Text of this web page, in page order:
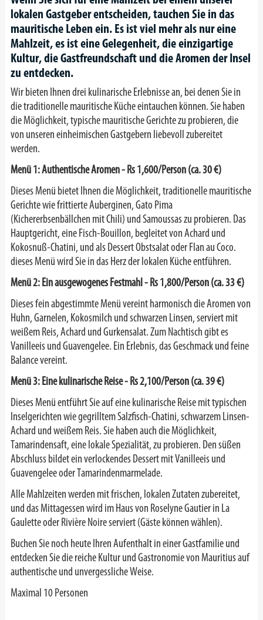
lokalen Gastgeber entscheiden, tauchen Sie in das
mauritische Leben ein. Es ist viel mehr als nur eine
Mahlzeit, es ist eine Gelegenheit, die einzigartige
Kultur, die Gastfreundschaft und die Aromen der Insel
zu entdecken.
Wir bieten Ihnen drei kulinarische Erlebnisse an, bei denen Sie in
die traditionelle mauritische Küche eintauchen können. Sie haben
die Möglichkeit, typische mauritische Gerichte zu probieren, die
von unseren einheimischen Gastgebern liebevoll zubereitet
werden.
Menü 1: Authentische Aromen - Rs 1,600/Person (ca. 30 €)
Dieses Menü bietet Ihnen die Möglichkeit, traditionelle mauritische
Gerichte wie frittierte Auberginen, Gato Pima
(Kichererbsenbällchen mit Chili) und Samoussas zu probieren. Das
Hauptgericht, eine Fisch-Bouillon, begleitet von Achard und
Kokosnuß-Chatini, und als Dessert Obstsalat oder Flan au Coco.
dieses Menü wird Sie in das Herz der lokalen Küche entführen.
Menü 2: Ein ausgewogenes Festmahl - Rs1,800/Person (ca.33€)
Dieses fein abgestimmte Menü vereint harmonisch die Aromen von
Huhn, Garnelen, Kokosmilch und schwarzen Linsen, serviert mit
weißem Reis, Achard und Gurkensalat. Zum Nachtisch gibt es
Vanilleeis und Guavengelee. Ein Erlebnis, das Geschmack und feine
Balance vereint.
Menü 3: Eine kulinarische Reise - Rs2,100/Person (ca. 39 €)
Dieses Menü entführt Sie auf eine kulinarische Reise mit typischen
Inselgerichten wie gegrilltem Salzfisch-Chatini, schwarzem Linsen-
Achard und weißem Reis. Sie haben auch die Möglichkeit,
Tamarindensaft, eine lokale Spezialität, zu probieren. Den süßen
Abschluss bildet ein verlockendes Dessert mit Vanilleeis und
Guavengelee oder Tamarindenmarmelade.
Alle Mahlzeiten werden mit frischen, lokalen Zutaten zubereitet,
und das Mittagessen wird im Haus von Roselyne Gautier in La
Gaulette oder Rivière Noire serviert (Gäste können wählen).
Buchen Sie noch heute Ihren Aufenthalt in einer Gastfamilie und
entdecken Sie die reiche Kultur und Gastronomie von Mauritius auf
authentische und unvergessliche Weise.
Maximal 10 Personen